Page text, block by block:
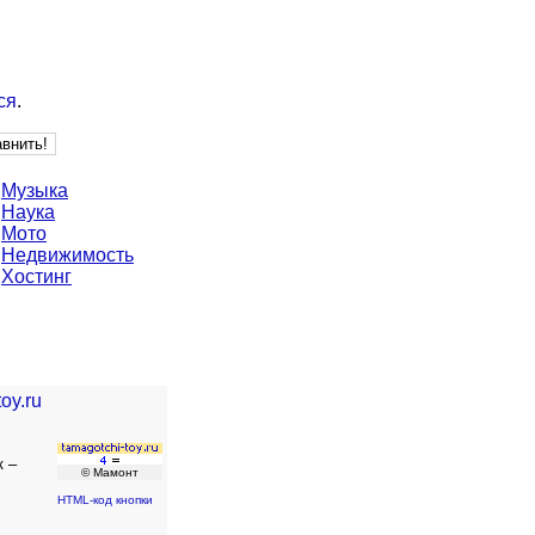
.
Музыка
Наука
Мото
Недвижимость
Хостинг
© Мамонт
HTML-код кнопки
–